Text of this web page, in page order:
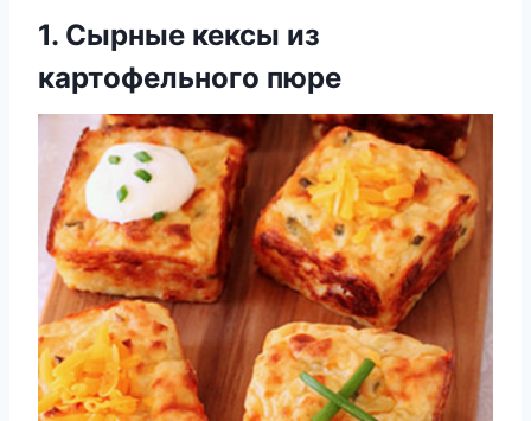
1. Сырные кексы из
картофельного пюре